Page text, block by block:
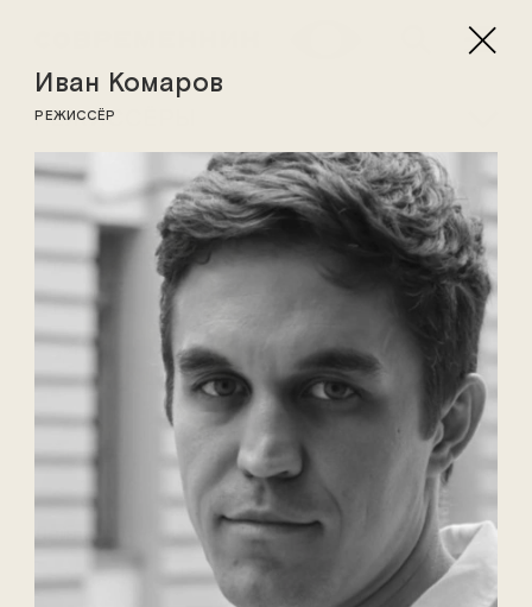
РЕЖИССЁРЫ
Евгений Арье
Лейла Абу-аль-Кишек
Иван Комаров
РЕЖИССЁР